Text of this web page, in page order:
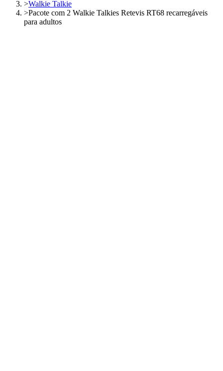
>Walkie Talkie
>Pacote com 2 Walkie Talkies Retevis RT68 recarregáveis
para adultos